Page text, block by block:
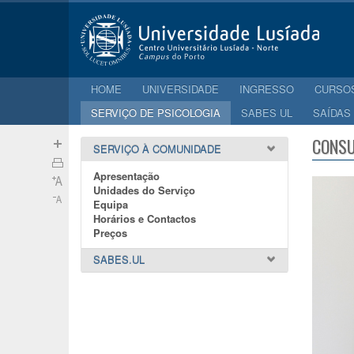
HOME UNIVERSIDADE INGRESSO
SERVIÇO DE PSICOLOGIA
SABES UL
SERVIÇO À COMUNIDADE
Apresentação
Unidades do Serviço
Equipa
Horários e Contactos
Preços
SABES.UL